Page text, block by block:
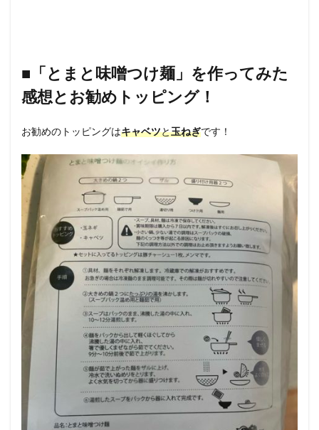
■「とまと味噌つけ麺」を作ってみた
感想とお勧めトッピング！
お勧めのトッピングはキャベツと玉ねぎです！